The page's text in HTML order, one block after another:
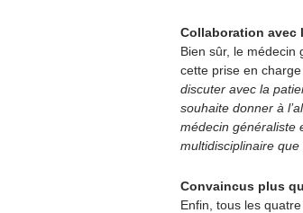
Collaboration avec
Bien sûr, le médecin
cette prise en charge
discuter avec la
souhaite donner à
médecin généraliste
multidisciplinaire
Convaincus plus
Enfin, tous les